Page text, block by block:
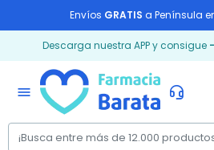
Envíos GRATIS a Península
Descarga nuestra APP y consigue
menu